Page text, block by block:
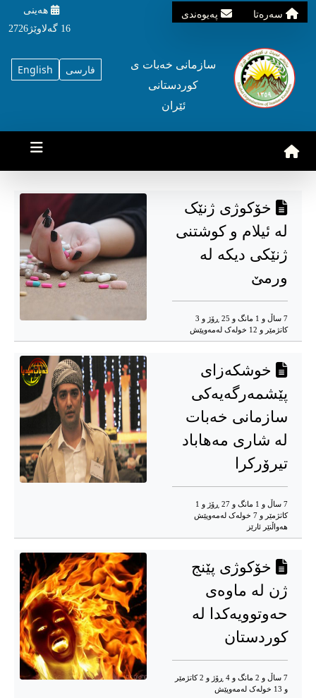
سه‌ره‌تا په‌یوه‌ندی
هه‌ینی
16 گه‌لاوێژ2726
English فارسی
سازمانی خه‌بات ی
کوردستانی
ئێران
خۆکوژی ژنێک
لە ئیلام و کوشتنی
ژنێکی دیکە لە
ورمێ‌
7 ساڵ و 1 مانگ و 25 ڕۆژ و 3
کاتژمێر و 12 خوله‌ک له‌مه‌وپێش‌
خوشکەزای
پێشمەرگەیه‌کی
سازمانی خەبات
لە شاری مەهاباد
تیرۆرکرا
7 ساڵ و 1 مانگ و 27 ڕۆژ و 1
کاتژمێر و 7 خوله‌ک له‌مه‌وپێش‌
هه‌واڵنێر ئارێز
خۆکوژی پێنج
ژن لە ماوەی
حەوتوویەکدا لە
کوردستان
7 ساڵ و 2 مانگ و 4 ڕۆژ و 2 کاتژمێر
و 13 خوله‌ک له‌مه‌وپێش‌